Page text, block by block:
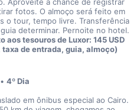
fotos. O almoço será feito em
o tour, tempo livre. Transferência
determinar. Pernoite no hotel.
aos tesouros de Luxor: 145 USD
de entrada, guia, almoço)
4º Dia
em ônibus especial ao Cairo.